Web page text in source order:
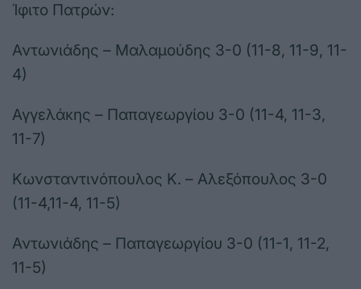
Ίφιτο Πατρών:
Αντωνιάδης – Μαλαμούδης 3-0 (11-8, 11-9, 11-
4)
Αγγελάκης – Παπαγεωργίου 3-0 (11-4, 11-3,
11-7)
Κωνσταντινόπουλος Κ. – Αλεξόπουλος 3-0
(11-4,11-4, 11-5)
Αντωνιάδης – Παπαγεωργίου 3-0 (11-1, 11-2,
11-5)